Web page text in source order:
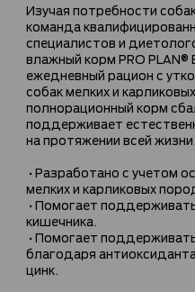
Изучая потребности
команда
специалистов и
влажный корм PRO
ежедневный рацион с
собак мелких и
полнорационный корм
поддерживает
на протяжении всей жизни.
•Разработано с учетом
мелких и карликовых
•Помогает
кишечника.
•Помогает
благодаря
цинк.